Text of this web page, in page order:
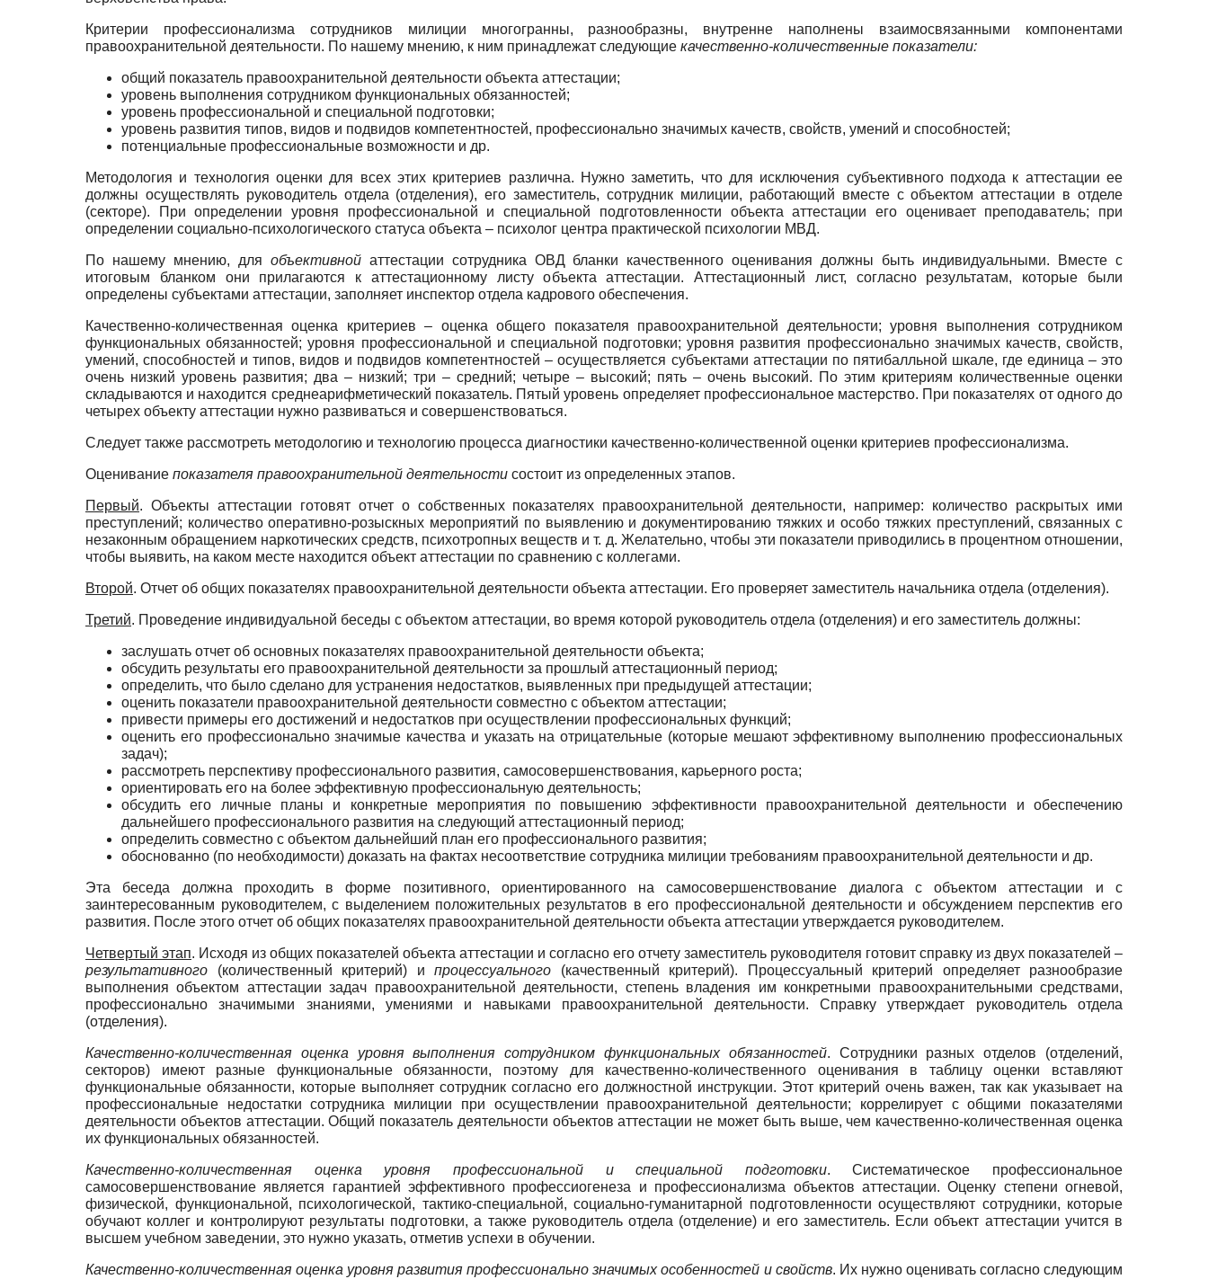
Критерии профессионализма сотрудников милиции многогранны, разнообразны, внутренне наполнены взаимосвязанными компонентами
правоохранительной деятельности. По нашему мнению, к ним принадлежат следующие качественно-количественные показатели:
общий показатель правоохранительной деятельности объекта аттестации;
уровень выполнения сотрудником функциональных обязанностей;
уровень профессиональной и специальной подготовки;
уровень развития типов, видов и подвидов компетентностей, профессионально значимых качеств, свойств, умений и способностей;
потенциальные профессиональные возможности и др.
Методология и технология оценки для всех этих критериев различна. Нужно заметить, что для исключения субъективного подхода к аттестации ее
должны осуществлять руководитель отдела (отделения), его заместитель, сотрудник милиции, работающий вместе с объектом аттестации в отделе
(секторе). При определении уровня профессиональной и специальной подготовленности объекта аттестации его оценивает преподаватель; при
определении социально-психологического статуса объекта – психолог центра практической психологии МВД.
По нашему мнению, для объективнойаттестации сотрудника ОВД бланки качественного оценивания должны быть индивидуальными. Вместе с
итоговым бланком они прилагаются к аттестационному листу объекта аттестации. Аттестационный лист, согласно результатам, которые были
определены субъектами аттестации, заполняет инспектор отдела кадрового обеспечения.
Качественно-количественная оценка критериев – оценка общего показателя правоохранительной деятельности; уровня выполнения сотрудником
функциональных обязанностей; уровня профессиональной и специальной подготовки; уровня развития профессионально значимых качеств, свойств,
умений, способностей и типов, видов и подвидов компетентностей – осуществляется субъектами аттестации по пятибалльной шкале, где единица – это
очень низкий уровень развития; два – низкий; три – средний; четыре – высокий; пять – очень высокий. По этим критериям количественные оценки
складываются и находится среднеарифметический показатель. Пятый уровень определяет профессиональное мастерство. При показателях от одного до
четырех объекту аттестации нужно развиваться и совершенствоваться.
Следует также рассмотреть методологию и технологию процесса диагностики качественно-количественной оценки критериев профессионализма.
Оценивание показателя правоохранительной деятельности состоит из определенных этапов.
Первый. Объекты аттестации готовят отчет о собственных показателях правоохранительной деятельности, например: количество раскрытых ими
преступлений; количество оперативно-розыскных мероприятий по выявлению и документированию тяжких и особо тяжких преступлений, связанных с
незаконным обращением наркотических средств, психотропных веществ и т. д. Желательно, чтобы эти показатели приводились в процентном отношении,
чтобы выявить, на каком месте находится объект аттестации по сравнению с коллегами.
Второй. Отчет об общих показателях правоохранительной деятельности объекта аттестации. Его проверяет заместитель начальника отдела (отделения).
Третий. Проведение индивидуальной беседы с объектом аттестации, во время которой руководитель отдела (отделения) и его заместитель должны:
заслушать отчет об основных показателях правоохранительной деятельности объекта;
обсудить результаты его правоохранительной деятельности за прошлый аттестационный период;
определить, что было сделано для устранения недостатков, выявленных при предыдущей аттестации;
оценить показатели правоохранительной деятельности совместно с объектом аттестации;
привести примеры его достижений и недостатков при осуществлении профессиональных функций;
оценить его профессионально значимые качества и указать на отрицательные (которые мешают эффективному выполнению профессиональных
задач);
рассмотреть перспективу профессионального развития, самосовершенствования, карьерного роста;
ориентировать его на более эффективную профессиональную деятельность;
обсудить его личные планы и конкретные мероприятия по повышению эффективности правоохранительной деятельности и обеспечению
дальнейшего профессионального развития на следующий аттестационный период;
определить совместно с объектом дальнейший план его профессионального развития;
обоснованно (по необходимости) доказать на фактах несоответствие сотрудника милиции требованиям правоохранительной деятельности и др.
Эта беседа должна проходить в форме позитивного, ориентированного на самосовершенствование диалога с объектом аттестации и с
заинтересованным руководителем, с выделением положительных результатов в его профессиональной деятельности и обсуждением перспектив его
развития. После этого отчет об общих показателях правоохранительной деятельности объекта аттестации утверждается руководителем.
Четвертый этап. Исходя из общих показателей объекта аттестации и согласно его отчету заместитель руководителя готовит справку из двух показателей –
результативного (количественный критерий) и процессуального (качественный критерий). Процессуальный критерий определяет разнообразие
выполнения объектом аттестации задач правоохранительной деятельности, степень владения им конкретными правоохранительными средствами,
профессионально значимыми знаниями, умениями и навыками правоохранительной деятельности. Справку утверждает руководитель отдела
(отделения).
Качественно-количественная оценка уровня выполнения сотрудником функциональных обязанностей. Сотрудники разных отделов (отделений,
секторов) имеют разные функциональные обязанности, поэтому для качественно-количественного оценивания в таблицу оценки вставляют
функциональные обязанности, которые выполняет сотрудник согласно его должностной инструкции. Этот критерий очень важен, так как указывает на
профессиональные недостатки сотрудника милиции при осуществлении правоохранительной деятельности; коррелирует с общими показателями
деятельности объектов аттестации. Общий показатель деятельности объектов аттестации не может быть выше, чем качественно-количественная оценка
их функциональных обязанностей.
Качественно-количественная оценка уровня профессиональной и специальной подготовки. Систематическое профессиональное
самосовершенствование является гарантией эффективного профессиогенеза и профессионализма объектов аттестации. Оценку степени огневой,
физической, функциональной, психологической, тактико-специальной, социально-гуманитарной подготовленности осуществляют сотрудники, которые
обучают коллег и контролируют результаты подготовки, а также руководитель отдела (отделение) и его заместитель. Если объект аттестации учится в
высшем учебном заведении, это нужно указать, отметив успехи в обучении.
Качественно-количественная оценка уровня развития профессионально значимых особенностей и свойств. Их нужно оценивать согласно следующим